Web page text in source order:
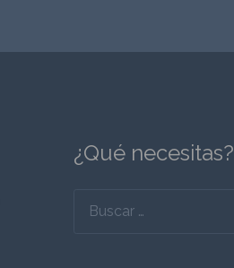
¿Qué necesitas?